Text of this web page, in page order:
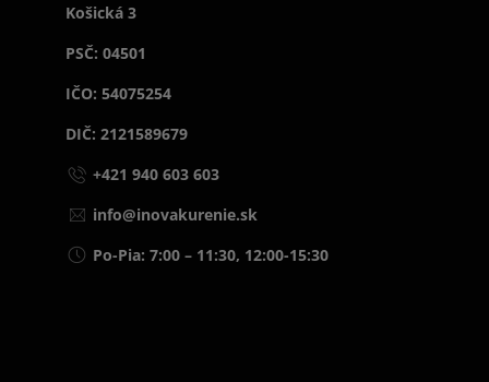
Košická 3
PSČ: 04501
IČO: 54075254
DIČ: 2121589679
+421 940 603 603
info@inovakurenie.sk
Po-Pia: 7:00 – 11:30, 12:00-15:30